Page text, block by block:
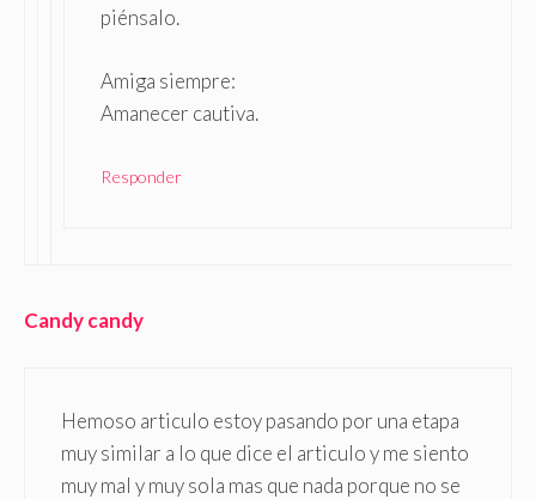
piénsalo.
Amiga siempre:
Amanecer cautiva.
Responder
Candy candy
Hemoso articulo estoy pasando por una etapa
muy similar a lo que dice el articulo y me siento
muy mal y muy sola mas que nada porque no se